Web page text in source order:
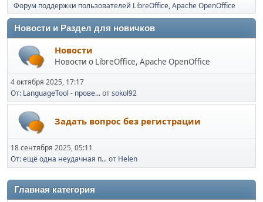
Форум поддержки пользователей LibreOffice, Apache OpenOffice
Новости и Раздел для новичков
Новости
Новости о LibreOffice, Apache OpenOffice
4 октября 2025, 17:17
От: LanguageTool - прове...отsokol92
Задать вопрос без регистрации
18 сентября 2025, 05:11
От: ещё одна неудачная п...от Helen
Главная категория